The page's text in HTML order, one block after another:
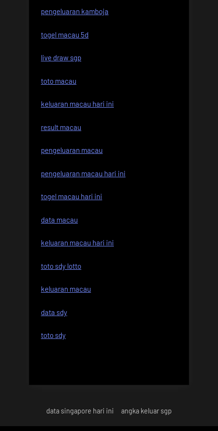
pengeluaran kamboja
togel macau 5d
live draw sgp
toto macau
keluaran macau hari ini
result macau
pengeluaran macau
pengeluaran macau hari ini
togel macau hari ini
data macau
keluaran macau hari ini
toto sdy lotto
keluaran macau
data sdy
toto sdy
data singapore hari ini angka keluar sgp